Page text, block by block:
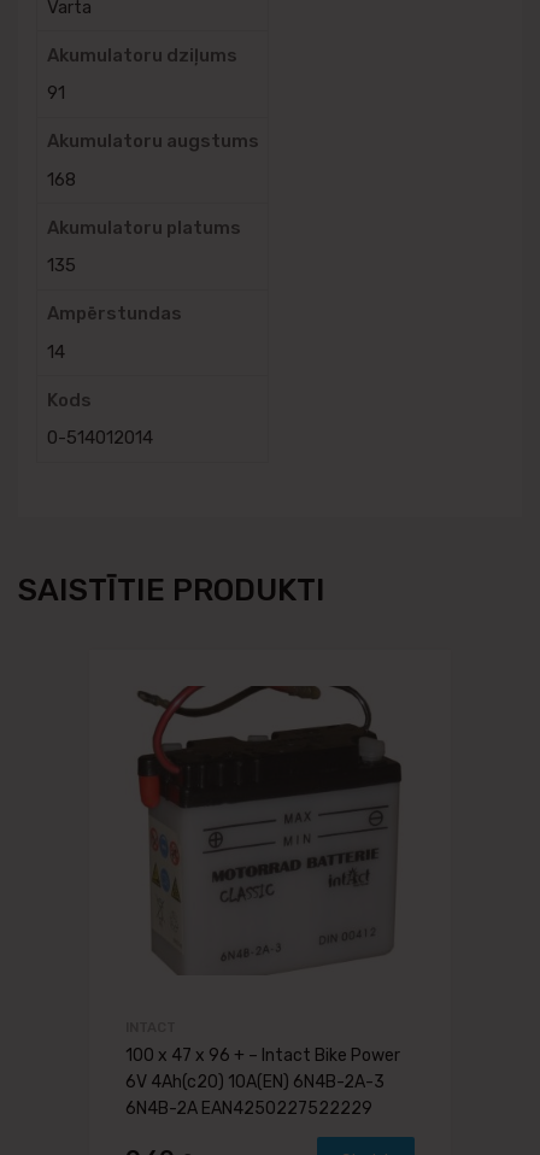
Varta
Akumulatoru dziļums
91
Akumulatoru augstums
168
Akumulatoru platums
135
Ampērstundas
14
Kods
0-514012014
SAISTĪTIE PRODUKTI
100 x 47 x 96 + – Intact Bike Power
6V 4Ah(c20) 10A(EN) 6N4B-2A-3
6N4B-2A EAN4250227522229